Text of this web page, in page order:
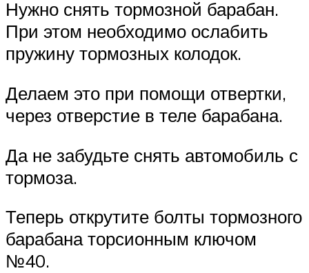
Нужно снять тормозной барабан.
При этом необходимо ослабить
пружину тормозных колодок.
Делаем это при помощи отвертки,
через отверстие в теле барабана.
Да не забудьте снять автомобиль с
тормоза.
Теперь открутите болты тормозного
барабана торсионным ключом
№40.